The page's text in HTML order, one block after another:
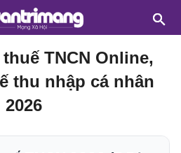
TNCN Online,
thu nhập cá nhân
2026